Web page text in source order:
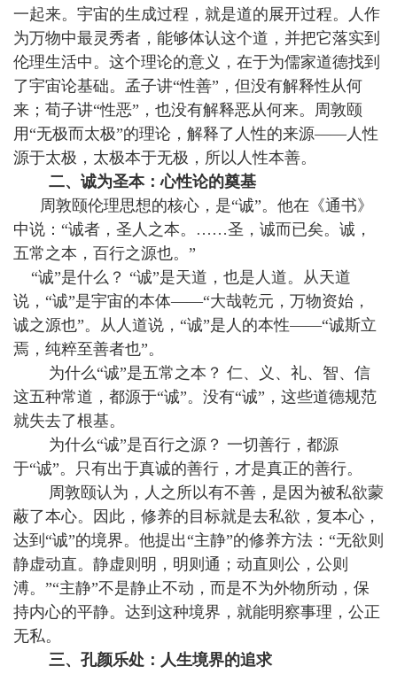
一起来。宇宙的生成过程，就是道的展开过程。人作
为万物中最灵秀者，能够体认这个道，并把它落实到
伦理生活中。这个理论的意义，在于为儒家道德找到
了宇宙论基础。孟子讲“性善”，但没有解释性从何
来；荀子讲“性恶”，也没有解释恶从何来。周敦颐
用“无极而太极”的理论，解释了人性的来源——人性
源于太极，太极本于无极，所以人性本善。
二、诚为圣本：心性论的奠基
周敦颐伦理思想的核心，是“诚”。他在《通书》
中说：“诚者，圣人之本。……圣，诚而已矣。诚，
五常之本，百行之源也。”
“诚”是什么？ “诚”是天道，也是人道。从天道
说，“诚”是宇宙的本体——“大哉乾元，万物资始，
诚之源也”。从人道说，“诚”是人的本性——“诚斯立
焉，纯粹至善者也”。
为什么“诚”是五常之本？ 仁、义、礼、智、信
这五种常道，都源于“诚”。没有“诚”，这些道德规范
就失去了根基。
为什么“诚”是百行之源？ 一切善行，都源
于“诚”。只有出于真诚的善行，才是真正的善行。
周敦颐认为，人之所以有不善，是因为被私欲蒙
蔽了本心。因此，修养的目标就是去私欲，复本心，
达到“诚”的境界。他提出“主静”的修养方法：“无欲则
静虚动直。静虚则明，明则通；动直则公，公则
溥。”“主静”不是静止不动，而是不为外物所动，保
持内心的平静。达到这种境界，就能明察事理，公正
无私。
三、孔颜乐处：人生境界的追求